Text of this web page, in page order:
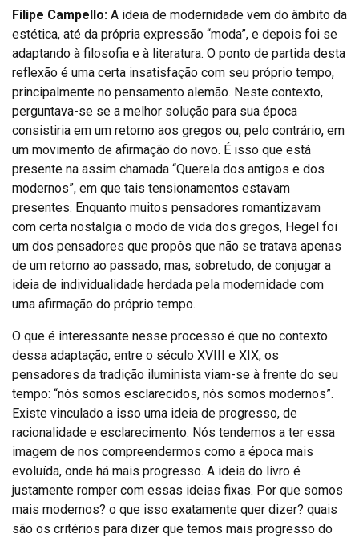
Filipe Campello: A ideia de modernidade vem do âmbito da
estética, até da própria expressão “moda”, e depois foi se
adaptando à filosofia e à literatura. O ponto de partida desta
reflexão é uma certa insatisfação com seu próprio tempo,
principalmente no pensamento alemão. Neste contexto,
perguntava-se se a melhor solução para sua época
consistiria em um retorno aos gregos ou, pelo contrário, em
um movimento de afirmação do novo. É isso que está
presente na assim chamada “Querela dos antigos e dos
modernos”, em que tais tensionamentos estavam
presentes. Enquanto muitos pensadores romantizavam
com certa nostalgia o modo de vida dos gregos, Hegel foi
um dos pensadores que propôs que não se tratava apenas
de um retorno ao passado, mas, sobretudo, de conjugar a
ideia de individualidade herdada pela modernidade com
uma afirmação do próprio tempo.
O que é interessante nesse processo é que no contexto
dessa adaptação, entre o século XVIII e XIX, os
pensadores da tradição iluminista viam-se à frente do seu
tempo: “nós somos esclarecidos, nós somos modernos”.
Existe vinculado a isso uma ideia de progresso, de
racionalidade e esclarecimento. Nós tendemos a ter essa
imagem de nos compreendermos como a época mais
evoluída, onde há mais progresso. A ideia do livro é
justamente romper com essas ideias fixas. Por que somos
mais modernos? o que isso exatamente quer dizer? quais
são os critérios para dizer que temos mais progresso do